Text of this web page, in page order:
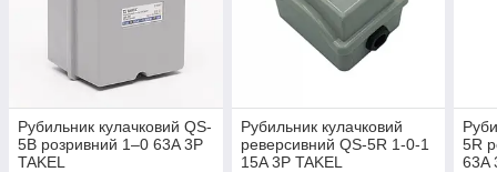
Рубильник кулачковий QS-
5B розривний 1–0 63A 3P
TAKEL
Рубильник кулачковий
реверсивний QS-5R 1-0-1
15A 3P TAKEL
5R
63A